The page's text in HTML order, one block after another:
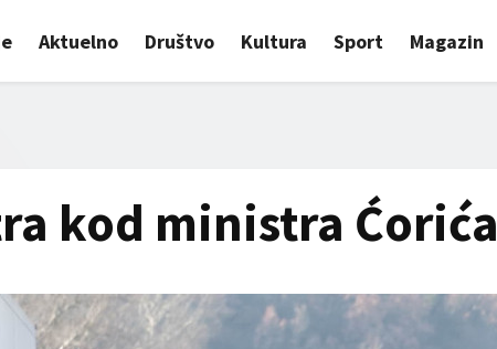
Aktuelno Društvo Kultura Sport Magazin
kod ministra Ćorića